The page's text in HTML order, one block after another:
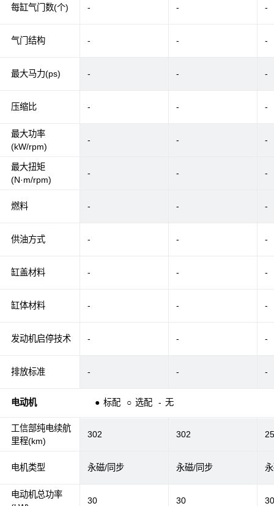
每缸气门数(个)
气门结构
最大马力(ps)
压缩比
最大功率
(kW/rpm)
最大扭矩
(N·m/rpm)
燃料
供油方式
缸盖材料
缸体材料
发动机启停技术
排放标准
电动机 ● 标配 ○ 选配 - 无
工信部纯电续航
里程(km)
电机类型
电动机总功率
- - -
- - -
- - -
- - -
- - -
- - -
- - -
- - -
- - -
- - -
- - -
- - -
302 302
永磁/同步 永磁/同步
30 30